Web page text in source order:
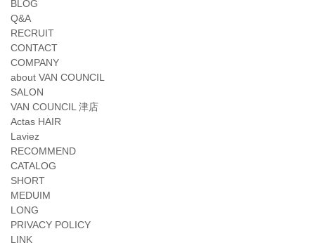
BLOG
Q&A
RECRUIT
CONTACT
COMPANY
about VAN COUNCIL
SALON
VAN COUNCIL 津店
Actas HAIR
Laviez
RECOMMEND
CATALOG
SHORT
MEDUIM
LONG
PRIVACY POLICY
LINK